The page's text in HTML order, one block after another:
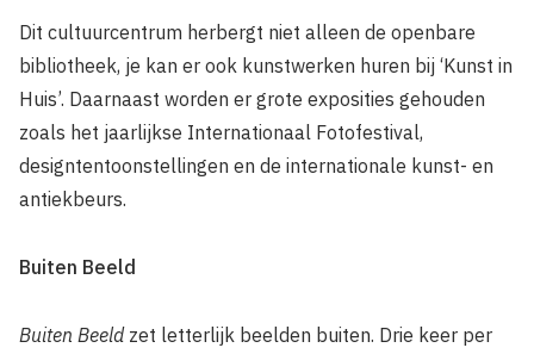
Dit cultuurcentrum herbergt niet alleen de openbare
bibliotheek, je kan er ook kunstwerken huren bij ‘Kunst in
Huis’. Daarnaast worden er grote exposities gehouden
zoals het jaarlijkse Internationaal Fotofestival,
designtentoonstellingen en de internationale kunst- en
antiekbeurs.
Buiten Beeld
Buiten Beeldzet letterlijk beelden buiten. Drie keer per